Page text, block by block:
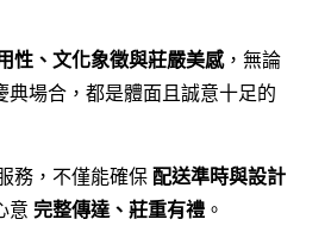
性、文化象徵與莊嚴美感，無論
典場合，都是體面且誠意十足的
務，不僅能確保 配送準時與設計
意 完整傳達、莊重有禮。